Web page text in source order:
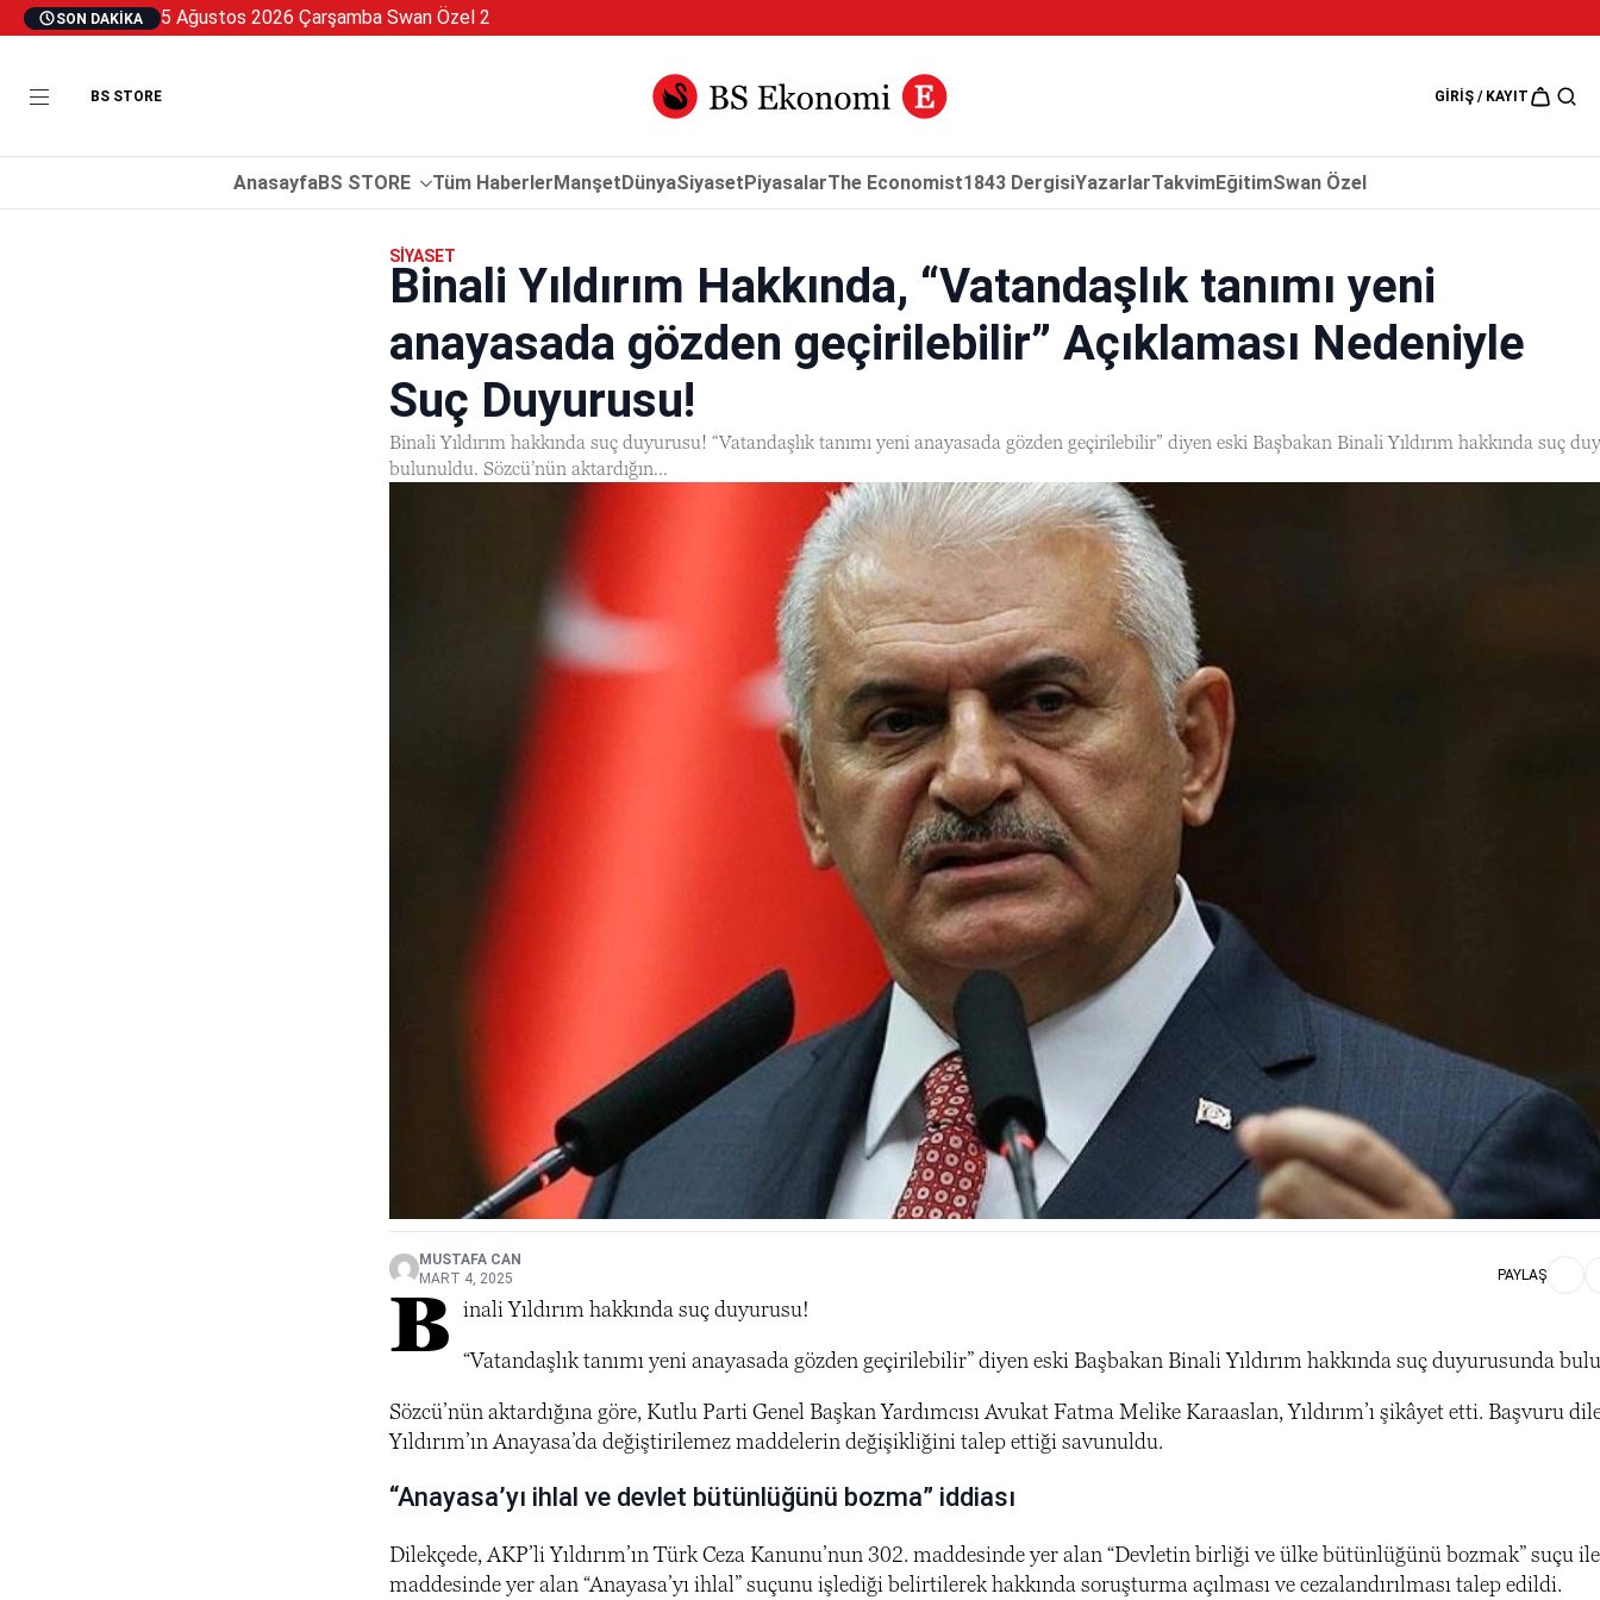
SON DAKIKA 5 Ağustos 2026 Çarşamba Swan Özel 2
BS STORE GIRIŞ / KAYIT
AnasayfaBS STORE Tüm HaberlerManşetDünyaSiyasetPiyasalarThe Economist1843 DergisiYazarlarTakvimEğitimSwan Özel
SIYASET
Binali Yıldırım Hakkında, “Vatandaşlık tanımı yeni
anayasada gözden geçirilebilir” Açıklaması Nedeniyle
Suç Duyurusu!
Binali Yıldırım hakkında suç duyurusu! “Vatandaşlık tanımı yeni anayasada gözden geçirilebilir” diyen eski Başbakan Binali Yıldırım hakkında suç
bulunuldu. Sözcü’nün aktardığın...
MUSTAFA CAN
MART 4, 2025
PAYLAŞ
B inali Yıldırım hakkında suç duyurusu!
“Vatandaşlık tanımı yeni anayasada gözden geçirilebilir” diyen eski Başbakan Binali Yıldırım hakkında suç duyurusunda
Sözcü’nün aktardığına göre, Kutlu Parti Genel Başkan Yardımcısı Avukat Fatma Melike Karaaslan, Yıldırım’ı şikâyet etti. Başvuru
Yıldırım’ın Anayasa’da değiştirilemez maddelerin değişikliğini talep ettiği savunuldu.
“Anayasa’yı ihlal ve devlet bütünlüğünü bozma” iddiası
Dilekçede, AKP’li Yıldırım’ın Türk Ceza Kanunu’nun 302. maddesinde yer alan “Devletin birliği ve ülke bütünlüğünü bozmak” suçu
maddesinde yer alan “Anayasa’yı ihlal” suçunu işlediği belirtilerek hakkında soruşturma açılması ve cezalandırılması talep edildi.